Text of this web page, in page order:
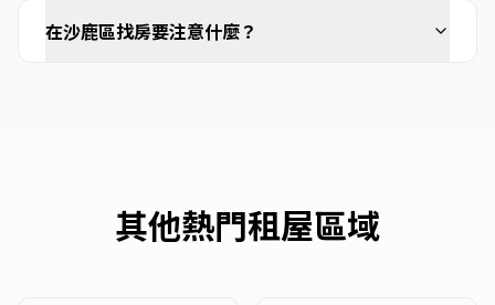
在沙鹿區找房要注意什麼？
其他熱門租屋區域